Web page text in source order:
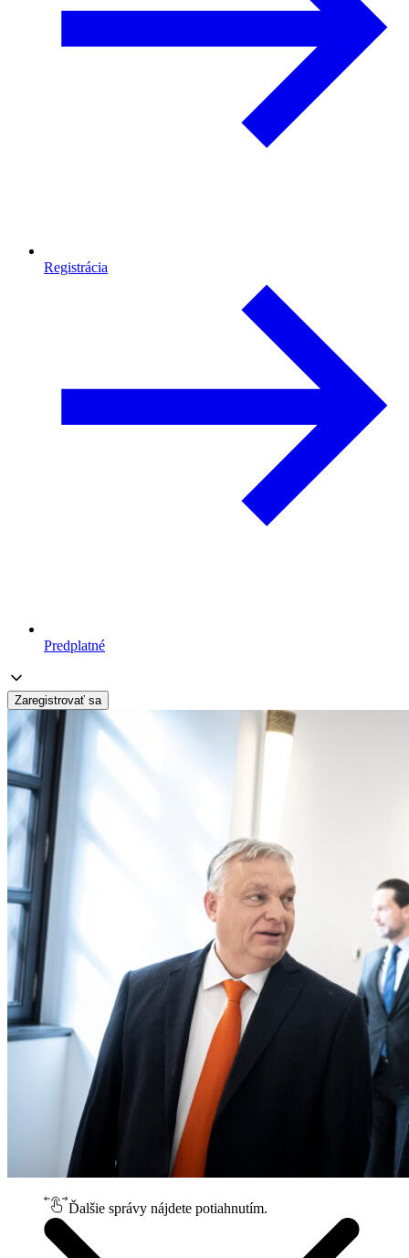
Registrácia
Predplatné
Zaregistrovať sa
Ďalšie správy nájdete potiahnutím.